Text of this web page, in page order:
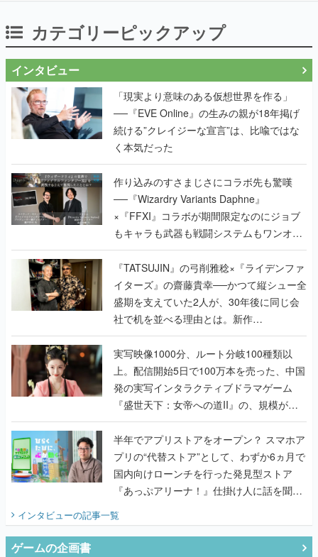
カテゴリーピックアップ
インタビュー
「現実より意味のある仮想世界を作る」
──『EVE Online』の生みの親が18年掲げ
続ける”クレイジーな宣言”は、比喩ではな
く本気だった
作り込みのすさまじさにコラボ先も驚嘆
──『Wizardry Variants Daphne』
×『FFXI』コラボが期間限定なのにジョブ
もキャラも武器も戦闘システムもワンオフ
で作り込まれた理由を両ディレクターに聞
く
『TATSUJIN』の弓削雅稔×『ライデンファ
イターズ』の齋藤貴幸──かつて縦シュー全
盛期を支えていた2人が、30年後に同じ会
社で机を並べる理由とは。新作
『TATSUJIN EXTREME』で初タッグを組
んだレジェンド2人に訊く開発秘話
実写映像1000分、ルート分岐100種類以
上。配信開始5日で100万本を売った、中国
発の実写インタラクティブドラマゲーム
『盛世天下：女帝への道II』の、規模が違
うこだわりをプロデューサーに聞いた
半年でアプリストアをオープン？ スマホア
プリの“代替ストア”として、わずか6ヵ月で
国内向けローンチを行った発見型ストア
『あっぷアリーナ！』仕掛け人に話を聞い
てみた
インタビューの記事一覧
ゲームの企画書